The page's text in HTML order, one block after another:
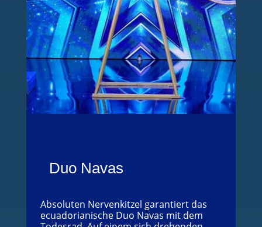
Duo Navas
Absoluten Nervenkitzel garantiert das
ecuadorianische Duo Navas mit dem